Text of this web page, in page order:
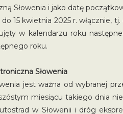
Słowenia i jako datę
15 kwietnia 2025 r.
w kalendarzu roku
roku.
Słowenia
jest ważna od wybranej
miesiącu takiego dnia
w Słowenii i dróg